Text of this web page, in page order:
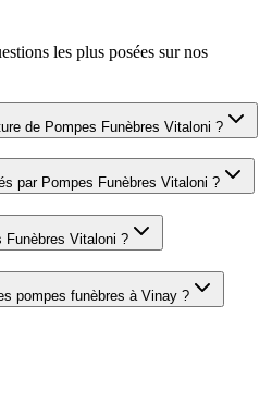
les plus posées sur nos
de Pompes Funèbres Vitaloni ?
par Pompes Funèbres Vitaloni ?
Funèbres Vitaloni ?
pompes funèbres à Vinay ?